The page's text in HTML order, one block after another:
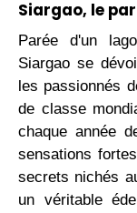
Siargao, le
Parée d'un
Siargao se
les passionnés
de classe
chaque année
sensations
secrets nichés
un véritable